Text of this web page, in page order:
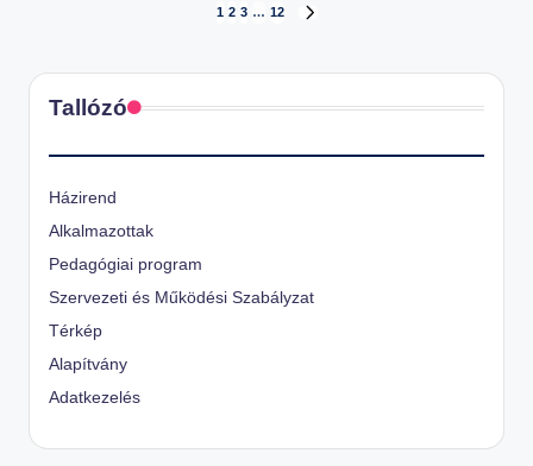
Bejegyzések
lapozása
1 2 3 … 12
Tallózó
Házirend
Alkalmazottak
Pedagógiai program
Szervezeti és Működési Szabályzat
Térkép
Alapítvány
Adatkezelés